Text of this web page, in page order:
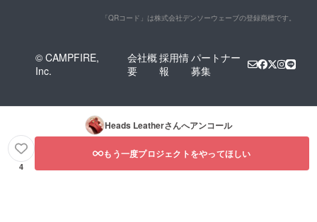
「QRコード」は株式会社デンソーウェーブの登録商標です。
© CAMPFIRE,
Inc.
会社概
要
採用情
報
パートナー
募集
Heads Leatherさんへアンコール
4
もう一度プロジェクトをやってほしい